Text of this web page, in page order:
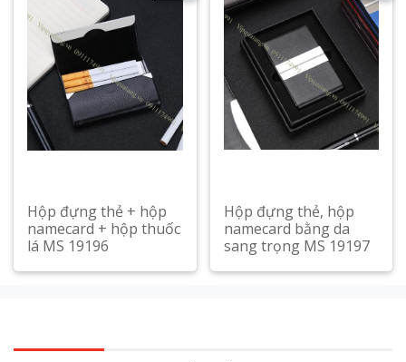
Hộp đựng thẻ + hộp
namecard + hộp thuốc
lá MS 19196
Xem chi tiết
Hộp đựng thẻ, hộp
namecard bằng da
sang trọng MS 19197
Xem chi tiết